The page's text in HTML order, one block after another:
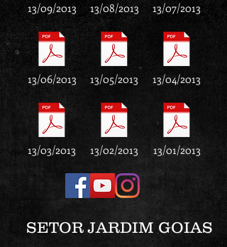
13/09/2013 13/08/2013 13/07/2013
13/06/2013 13/05/2013 13/04/2013
13/03/2013 13/02/2013 13/01/2013
SETOR JARDIM GOIAS